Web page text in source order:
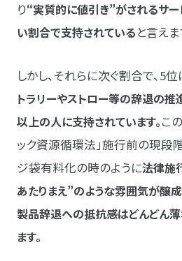
り“実質的に値引き”がされるサー
い割合で支持されていると言えま
しかし、それらに次ぐ割合で、5
トラリーやストロー等の辞退の推
以上の人に支持されています。こ
ック資源循環法」施行前の現段
ジ袋有料化の時のように法律施
あたりまえ”のような雰囲気が醸
製品辞退への抵抗感はどんどん
ます。